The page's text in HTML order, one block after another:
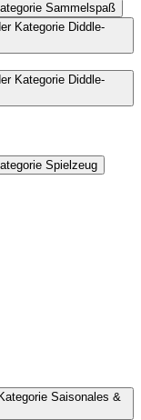
Sammelspaß
Kategorie Diddle-
Kategorie Diddle-
Spielzeug
Saisonales &